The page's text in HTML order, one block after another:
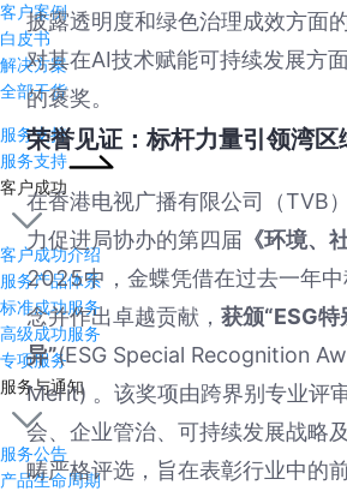
客户案例
白皮书
解决方案
全部干货
服务支持
服务支持
客户成功
客户成功介绍
服务产品体系
标准成功服务
高级成功服务
专项服务
服务与通知
服务公告
产品生命周期
披露透明度和绿色治理成效方面
对其在AI技术赋能可持续发展方
的褒奖。
荣誉见证：标杆力量引领湾区
在香港电视广播有限公司（TVB
力促进局协办的第四届 《环境、
2025中，金蝶凭借在过去一年中
念并作出卓越贡献，获颁“ESG
异”(ESG Special Recognition
Merit) 。该奖项由跨界别专业评
会、企业管治、可持续发展战略
畴严格评选，旨在表彰行业中的